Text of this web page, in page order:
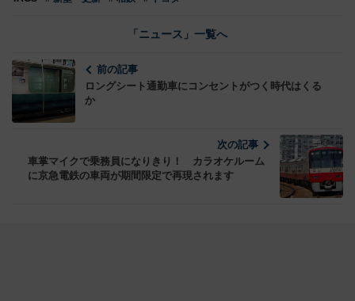
「ニュース」一覧へ
前の記事
ロングシート通勤車にコンセントがつく時代はくる
か
次の記事
車掌マイクで乗務員になりきり！ カラオケルーム
に京急電鉄の車両が期間限定で再現されます